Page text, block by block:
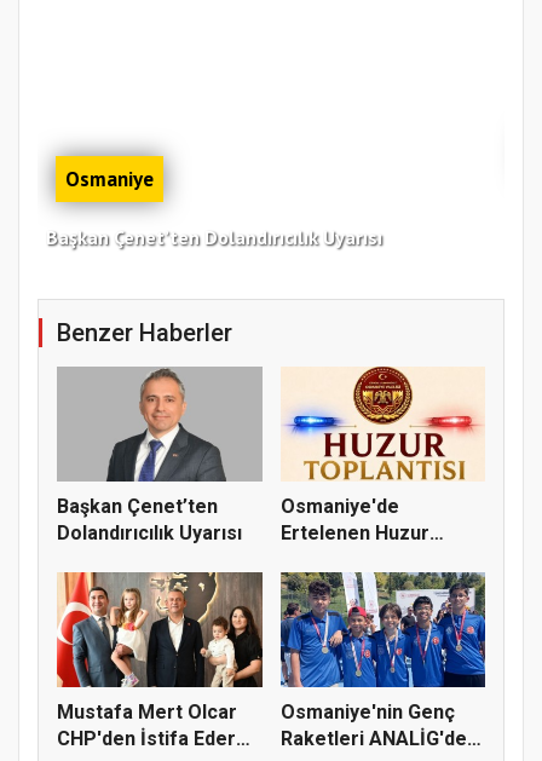
Osmaniye
Başkan Çenet’ten Dolandırıcılık Uyarısı
Benzer Haberler
Başkan Çenet’ten
Dolandırıcılık Uyarısı
Osmaniye'de
Ertelenen Huzur
Mustafa Mert Olcar
CHP'den İstifa Ederek
Osmaniye'nin Genç
Raketleri ANALİG'de